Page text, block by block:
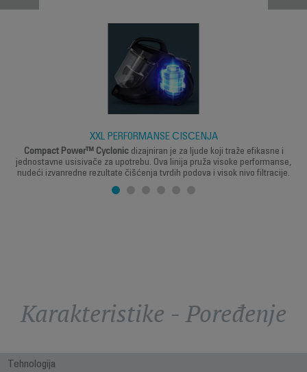
XXL PERFORMANSE ČIŠĆENJA
Compact Power™ Cyclonicdizajniran je za ljude koji traže efikasne i
jednostavne usisivače za upotrebu. Ova linija pruža visoke performanse,
nudeći izvanredne rezultate čišćenja tvrdih podova i visok nivo filtracije.
Karakteristike - Poređenje
Tehnologija